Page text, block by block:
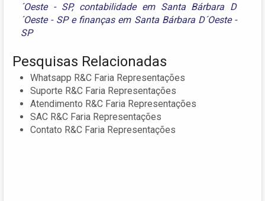
´Oeste - SP, contabilidade em Santa Bárbara D
´Oeste - SPe finanças em Santa Bárbara D´Oeste -
SP
Pesquisas Relacionadas
Whatsapp R&C Faria Representações
Suporte R&C Faria Representações
Atendimento R&C Faria Representações
SAC R&C Faria Representações
Contato R&C Faria Representações